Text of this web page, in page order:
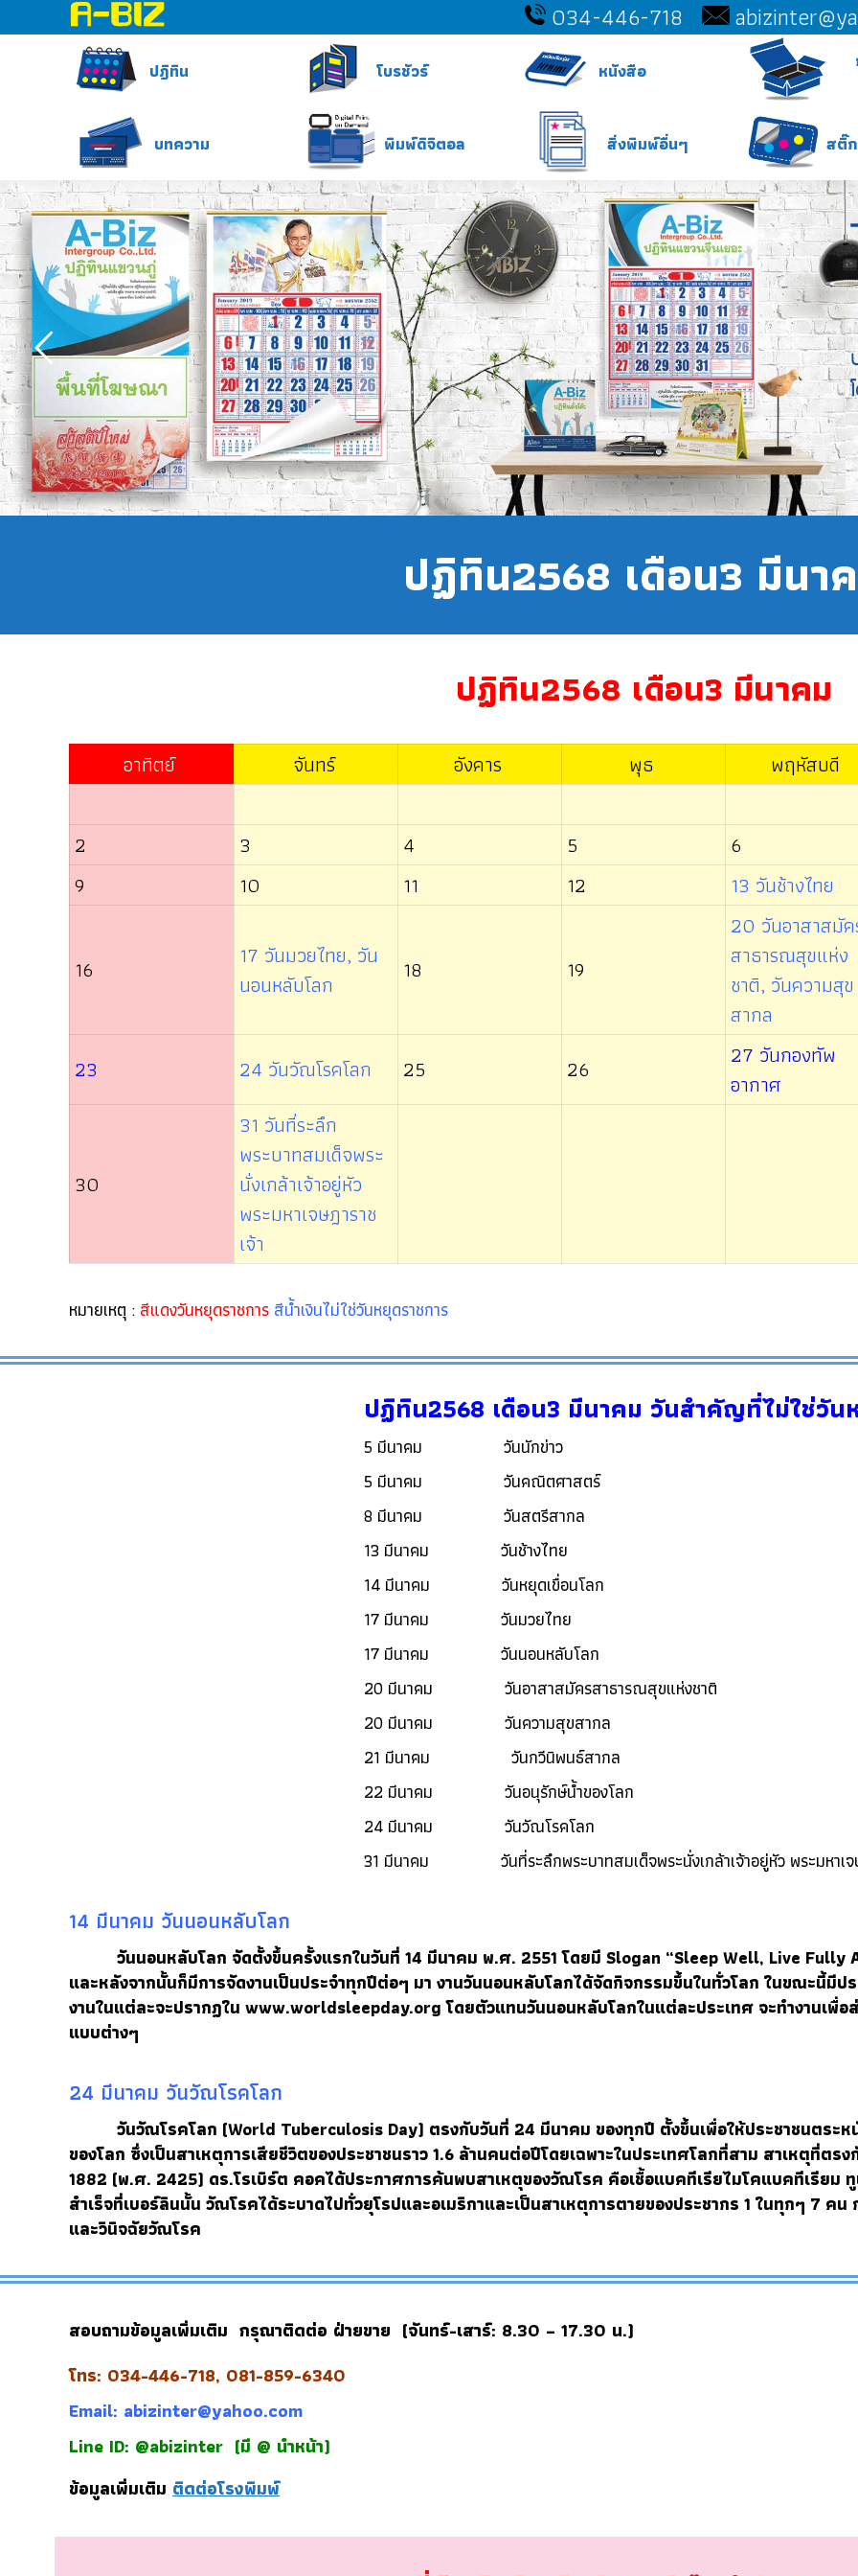
034-446-718
ปฎิทิน โบรชัวร์ หนังสือ
บทความ พิมพ์ดิจิตอล สิ่งพิมพ์อื่นๆ สติ๊
ปฏิทิน2568 เดือน3 มีนา
ปฏิทิน2568 เดือน3 มีนาคม
อาทิตย์ จันทร์ อังคาร พุธ พฤหัสบดี
2
3 4 5 6
9
10 11 12 13 วันช้างไทย
16
17 วันมวยไทย, วัน
นอนหลับโลก
18 19
20 วันอาสาสมัค
สาธารณสุขแห่ง
ชาติ, วันความสุข
สากล
23 24 วันวัณโรคโลก 25 26
27 วันกองทัพ
อากาศ
30
31 วันที่ระลึก
พระบาทสมเด็จพระ
นั่งเกล้าเจ้าอยู่หัว
พระมหาเจษฎาราช
เจ้า
หมายเหตุ : สีแดงวันหยุดราชการ สีน้ำเงินไม่ใช่วันหยุดราชการ
ปฏิทิน2568 เดือน3 มีนาคม วันสำคัญที่ไม่ใช่วัน
5 มีนาคม วันนักข่าว
5 มีนาคม วันคณิตศาสตร์
8 มีนาคม วันสตรีสากล
13 มีนาคม วันช้างไทย
14 มีนาคม วันหยุดเขื่อนโลก
17 มีนาคม วันมวยไทย
17 มีนาคม วันนอนหลับโลก
20 มีนาคม วันอาสาสมัครสาธารณสุขแห่งชาติ
20 มีนาคม วันความสุขสากล
21 มีนาคม วันกวีนิพนธ์สากล
22 มีนาคม วันอนุรักษ์น้ำของโลก
24 มีนาคม วันวัณโรคโลก
31 มีนาคม วันที่ระลึกพระบาทสมเด็จพระนั่งเกล้าเจ้าอยู่หัว พระมหาเจษ
14 มีนาคม วันนอนหลับโลก
วันนอนหลับโลก จัดตั้งขึ้นครั้งแรกในวันที่ 14 มีนาคม พ.ศ. 2551 โดยมี Slogan “Sleep Well, Live Fully
และหลังจากนั้นก็มีการจัดงานเป็นประจำทุกปีต่อๆ มา งานวันนอนหลับโลกได้จัดกิจกรรมขึ้นในทั่วโลก ในขณะนี้มีป
งานในแต่ละจะปรากฏใน www.worldsleepday.orgโดยตัวแทนวันนอนหลับโลกในแต่ละประเทศ จะทำงานเพื่
แบบต่างๆ
24 มีนาคม วันวัณโรคโลก
วันวัณโรคโลก (World Tuberculosis Day) ตรงกับวันที่ 24 มีนาคม ของทุกปี ตั้งขึ้นเพื่อให้ประชาชนตร
ของโลก ซึ่งเป็นสาเหตุการเสียชีวิตของประชาชนราว 1.6 ล้านคนต่อปีโดยเฉพาะในประเทศโลกที่สาม สาเหตุที่ตร
1882 (พ.ศ. 2425) ดร.โรเบิร์ต คอคได้ประกาศการค้นพบสาเหตุของวัณโรค คือเชื้อแบคทีเรียไมโคแบคทีเรียม
สำเร็จที่เบอร์ลินนั้น วัณโรคได้ระบาดไปทั่วยุโรปและอเมริกาและเป็นสาเหตุการตายของประชากร 1 ในทุกๆ 7 ค
และวินิจฉัยวัณโรค
สอบถามข้อมูลเพิ่มเติม กรุณาติดต่อ ฝ่ายขาย (จันทร์-เสาร์: 8.30 – 17.30 น.)
โทร: 034-446-718, 081-859-6340
Email: abizinter@yahoo.com
Line ID: @abizinter (มี @ นำหน้า)
ข้อมูลเพิ่มเติม ติดต่อโรงพิมพ์
ปฎิทิน โบรชัวร์ หนังสือ
บทความ
พิมพ์ดิจิตอล สิ่งพิมพ์อื่นๆ